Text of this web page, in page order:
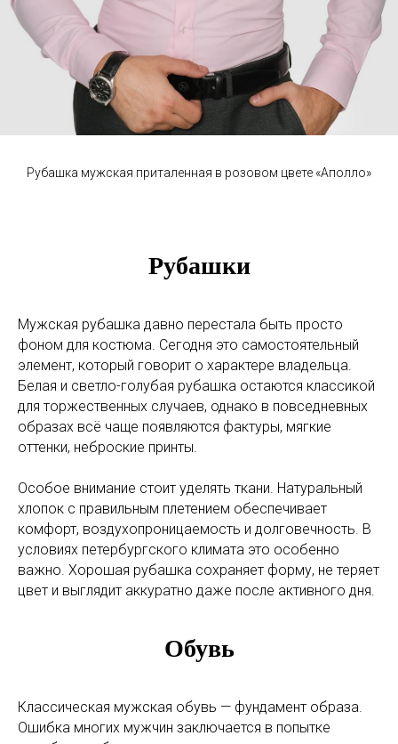
Рубашка мужская приталенная в розовом цвете «Аполло»
Рубашки
Мужская рубашка давно перестала быть просто
фоном для костюма. Сегодня это самостоятельный
элемент, который говорит о характере владельца.
Белая и светло-голубая рубашка остаются классикой
для торжественных случаев, однако в повседневных
образах всё чаще появляются фактуры, мягкие
оттенки, неброские принты.
Особое внимание стоит уделять ткани. Натуральный
хлопок с правильным плетением обеспечивает
комфорт, воздухопроницаемость и долговечность. В
условиях петербургского климата это особенно
важно. Хорошая рубашка сохраняет форму, не теряет
цвет и выглядит аккуратно даже после активного дня.
Обувь
Классическая мужская обувь — фундамент образа.
Ошибка многих мужчин заключается в попытке